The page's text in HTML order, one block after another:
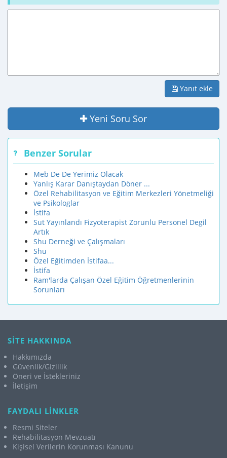
Yanıt ekle
Yeni Soru Sor
Benzer Sorular
Meb De De Yerimiz Olacak
Yanlış Karar Danıştaydan Döner ...
Özel Rehabilitasyon ve Eğitim Merkezleri Yönetmeliği
ve Psikologlar
İstifa
Sut Yayınlandı Fizyoterapist Zorunlu Personel Degil
Artık
Shu Derneği ve Çalışmaları
Shu
Özel Eğitimden İstifaa...
İstifa
Ram'larda Çalışan Özel Eğitim Öğretmenlerinin
Sorunları
SİTE HAKKINDA
Hakkımızda
Güvenlik/Gizlilik
Öneri ve İstekleriniz
İletişim
FAYDALI LİNKLER
Resmi Siteler
Rehabilitasyon Mevzuatı
Kişisel Verilerin Korunması Kanunu